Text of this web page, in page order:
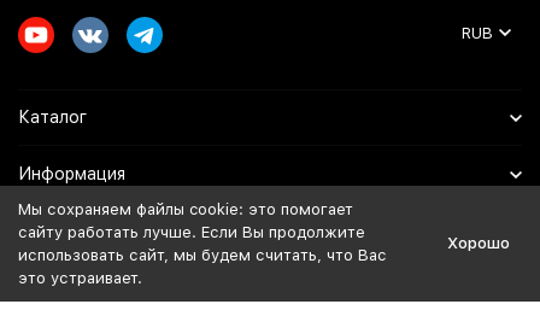
RUB
Каталог
Информация
Помощь
Политика персональных данных
Мы сохраняем файлы cookie: это помогает
сайту работать лучше. Если Вы продолжите
использовать сайт, мы будем считать, что Вас
это устраивает.
Хорошо